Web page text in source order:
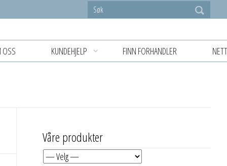
KUNDEHJELP FINN FORHANDLER
Våre produkter